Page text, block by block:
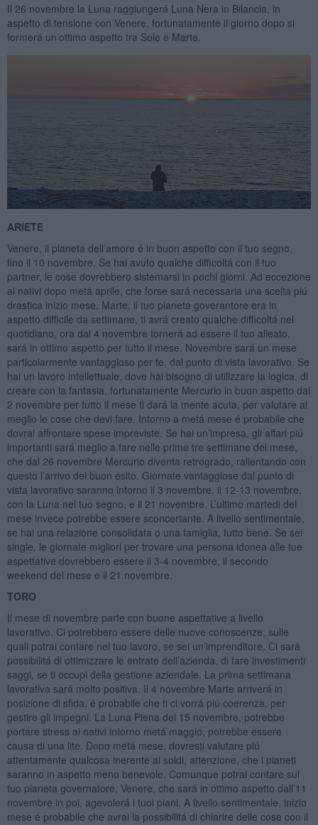
Il 26 novembre la Luna raggiungerá Luna Nera in Bilancia, in
aspetto di tensione con Venere, fortunatamente il giorno dopo si
formerá un’ottimo aspetto tra Sole e Marte.
ARIETE
Venere, il pianeta dell’amore é in buon aspetto con il tuo segno,
fino il 10 novembre. Se hai avuto qualche difficoltá con il tuo
partner, le cose dovrebbero sistemarsi in pochi giorni. Ad eccezione
ai nativi dopo metá aprile, che forse sará necessaria una scelta piú
drastica inizio mese. Marte, il tuo pianeta goverantore era in
aspetto difficile da settimane, ti avrá creato qualche difficoltá nel
quotidiano, ora dal 4 novembre tornerá ad essere il tuo alleato,
sará in ottimo aspetto per tutto il mese. Novembre sará un mese
particolarmente vantaggioso per te, dal punto di vista lavorativo. Se
hai un lavoro intellettuale, dove hai bisogno di utilizzare la logica, di
creare con la fantasia, fortunatamente Mercurio in buon aspetto dal
2 novembre per tutto il mese ti dará la mente acuta, per valutare al
meglio le cose che devi fare. Intorno a metá mese é probabile che
dovrai affrontare spese impreviste. Se hai un’impresa, gli affari piú
importanti sará meglio a fare nelle prime tre settimane del mese,
che dal 26 novembre Mercurio diventa retrogrado, rallentando con
questo l’arrivo del buon esito. Giornate vantaggiose dal punto di
vista lavorativo saranno intorno il 3 novembre, il 12-13 novembre,
con la Luna nel tuo segno, e il 21 novembre. L’ultimo martedi del
mese invece potrebbe essere sconcertante. A livello sentimentale,
se hai una relazione consolidata o una famiglia, tutto bene. Se sei
single, le giornate migliori per trovare una persona idonea alle tue
aspettative dovrebbero essere il 3-4 novembre, il secondo
weekend del mese e il 21 novembre.
TORO
Il mese di novembre parte con buone aspettative a livello
lavorativo. Ci potrebbero essere delle nuove conoscenze, sulle
quali potrai contare nel tuo lavoro, se sei un’imprenditore. Ci sará
possibilitá di ottimizzare le entrate dell’azienda, di fare investimenti
saggi, se ti occupi della gestione aziendale. La prima settimana
lavorativa sará molto positiva. Il 4 novembre Marte arriverá in
posizione di sfida, é probabile che ti ci vorrá piú coerenza, per
gestire gli impegni. La Luna Piena del 15 novembre, potrebbe
portare stress ai nativi intorno metá maggio, potrebbe essere
causa di una lite. Dopo metá mese, dovresti valutare piú
attentamente qualcosa inerente ai soldi, attenzione, che i pianeti
saranno in aspetto meno benevole. Comunque potrai contare sul
tuo pianeta governatore, Venere, che sará in ottimo aspetto dall’11
novembre in poi, agevolerá i tuoi piani. A livello sentimentale, inizio
mese é probabile che avrai la possibilitá di chiarire delle cose con il